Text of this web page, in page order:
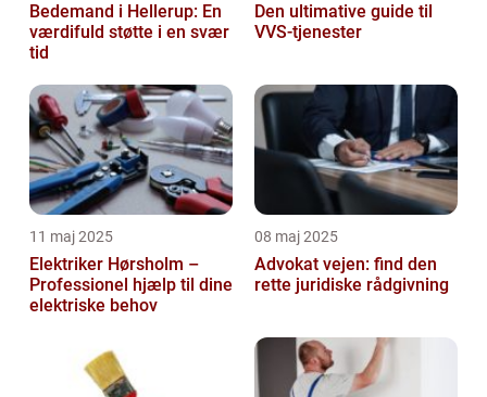
Bedemand i Hellerup: En
værdifuld støtte i en svær
tid
Den ultimative guide til
VVS-tjenester
11 maj 2025
Elektriker Hørsholm –
Professionel hjælp til dine
elektriske behov
08 maj 2025
Advokat vejen: find den
rette juridiske rådgivning